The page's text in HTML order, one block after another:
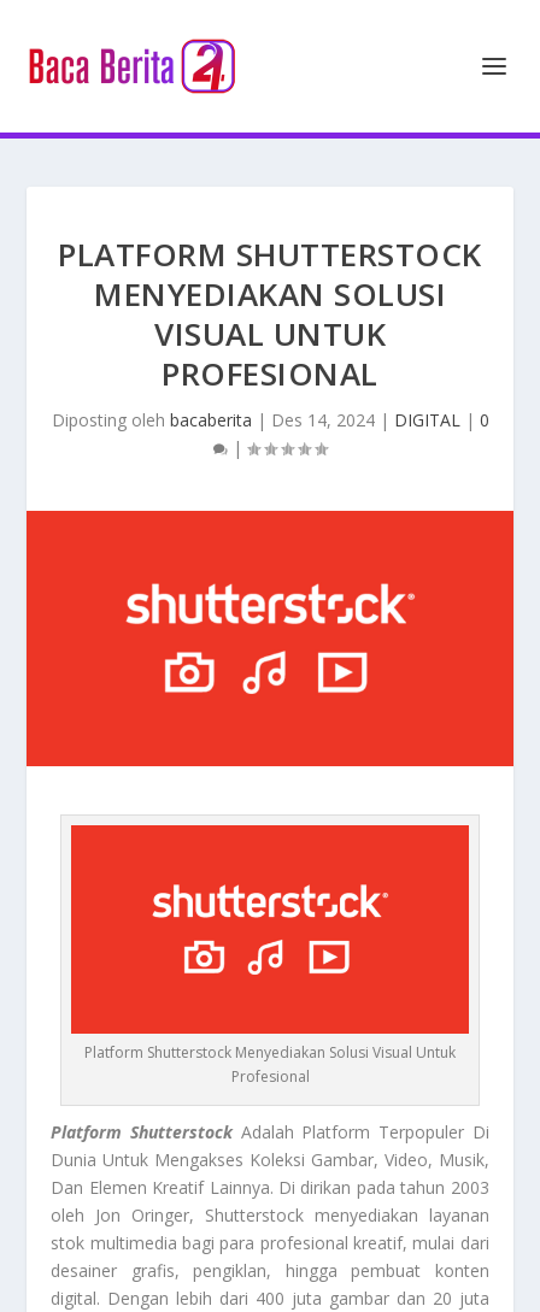
PLATFORM SHUTTERSTOCK
MENYEDIAKAN SOLUSI
VISUAL UNTUK
PROFESIONAL
Diposting oleh bacaberita | Des 14, 2024| DIGITAL| 0
|
Platform Shutterstock Menyediakan Solusi Visual Untuk
Profesional
Platform ShutterstockAdalah Platform Terpopuler Di
Dunia Untuk Mengakses Koleksi Gambar, Video, Musik,
Dan Elemen Kreatif Lainnya. Di dirikan pada tahun 2003
oleh Jon Oringer, Shutterstock menyediakan layanan
stok multimedia bagi para profesional kreatif, mulai dari
desainer grafis, pengiklan, hingga pembuat konten
digital. Dengan lebih dari 400 juta gambar dan 20 juta